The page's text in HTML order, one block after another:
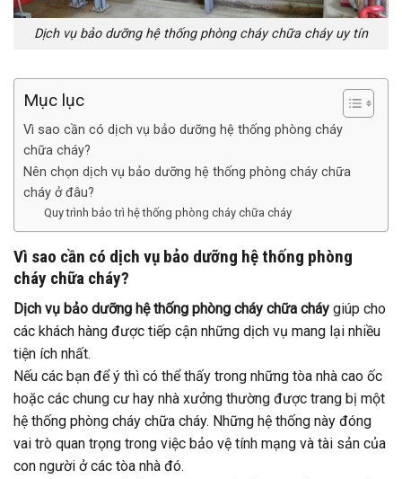
Dịch vụ bảo dưỡng hệ thống phòng cháy chữa cháy uy tín
Mục lục
Vì sao cần có dịch vụ bảo dưỡng hệ thống phòng cháy
chữa cháy?
Nên chọn dịch vụ bảo dưỡng hệ thống phòng cháy chữa
cháy ở đâu?
Quy trình bảo trì hệ thống phòng cháy chữa cháy
Vì sao cần có dịch vụ bảo dưỡng hệ thống phòng
cháy chữa cháy?
Dịch vụ bảo dưỡng hệ thống phòng cháy chữa cháy giúp cho
các khách hàng được tiếp cận những dịch vụ mang lại nhiều
tiện ích nhất.
Nếu các bạn để ý thì có thể thấy trong những tòa nhà cao ốc
hoặc các chung cư hay nhà xưởng thường được trang bị một
hệ thống phòng cháy chữa cháy. Những hệ thống này đóng
vai trò quan trọng trong việc bảo vệ tính mạng và tài sản của
con người ở các tòa nhà đó.